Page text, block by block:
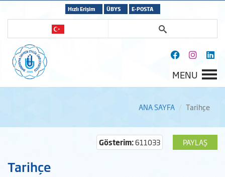
Hızlı Erişim ÜBYS E-POSTA
MENU
ANA SAYFA Tarihçe
PAYLAŞ
Gösterim:611033
Tarihçe